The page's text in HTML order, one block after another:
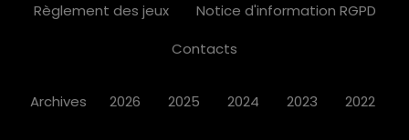
Règlement des jeux
Notice d'information RGPD
Contacts
Archives 2026 2025 2024 2023 2022